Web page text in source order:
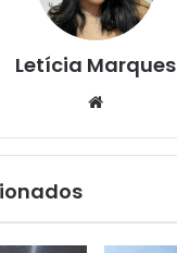
Letícia Marques
Website